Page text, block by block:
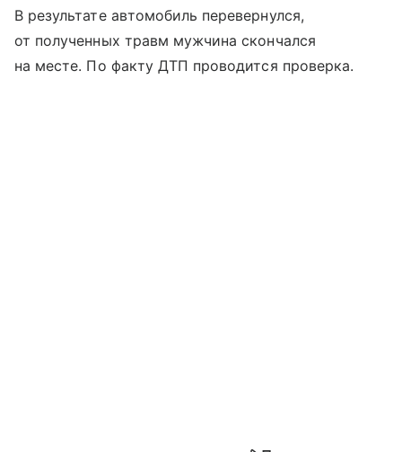
В результате автомобиль перевернулся,
от полученных травм мужчина скончался
на месте. По факту ДТП проводится проверка.